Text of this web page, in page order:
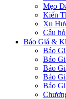
Mẹo
Kiến
Xu
Câu
Báo Giá &
Báo
Báo
Báo
Báo
Báo